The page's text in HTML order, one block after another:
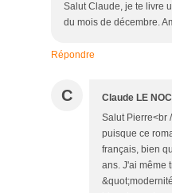
Salut Claude, je te livre
du mois de décembre.
Répondre
C Claude LE
Salut Pierre<br
puisque ce
français, bien
ans. J'ai même